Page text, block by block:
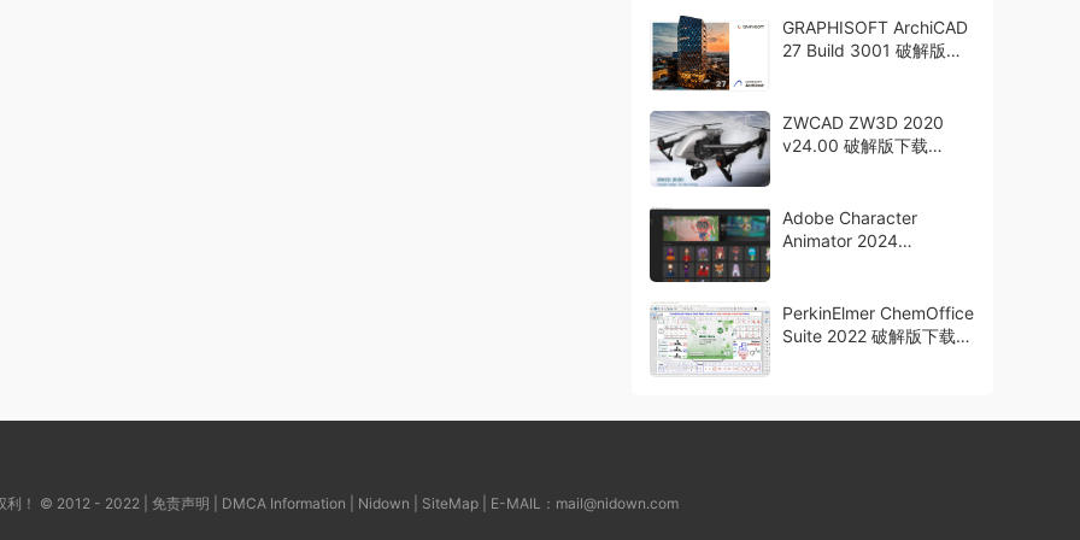
GRAPHISOFT ArchiCAD
27 Build 3001 破解版下
ZWCAD ZW3D 2020
v24.00 破解版下载
Adobe Character
Animator 2024
PerkinElmer ChemOffice
Suite 2022 破解版下载
利！ © 2012 - 2022 | 免责声明 DMCA Information Nidown SiteMap| E-MAIL： mail@nidown.com